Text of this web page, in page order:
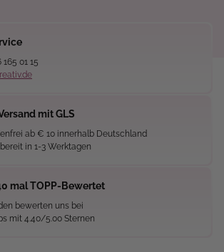
165 01 15
mit GLS
ab € 10 innerhalb Deutschland
in 1-3 Werktagen
mal TOPP-Bewertet
bewerten uns bei
mit 4.40/5.00 Sternen